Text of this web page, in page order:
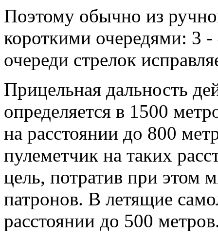
Поэтому обычно из
короткими очередями: 3
очереди стрелок
Прицельная дальность
определяется в 1500
на расстоянии до 800
пулеметчик на таких
цель, потратив при этом
патронов. В летящие
расстоянии до 500